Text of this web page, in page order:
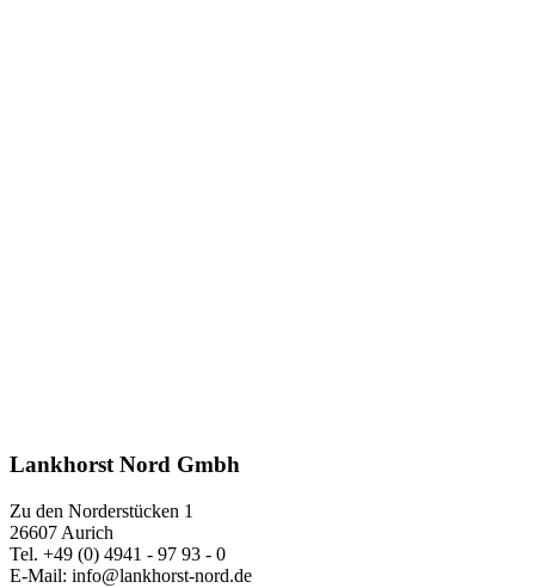
Lankhorst Nord Gmbh
Zu den Norderstücken 1
26607 Aurich
Tel. +49 (0) 4941 - 97 93 - 0
E-Mail: info@lankhorst-nord.de